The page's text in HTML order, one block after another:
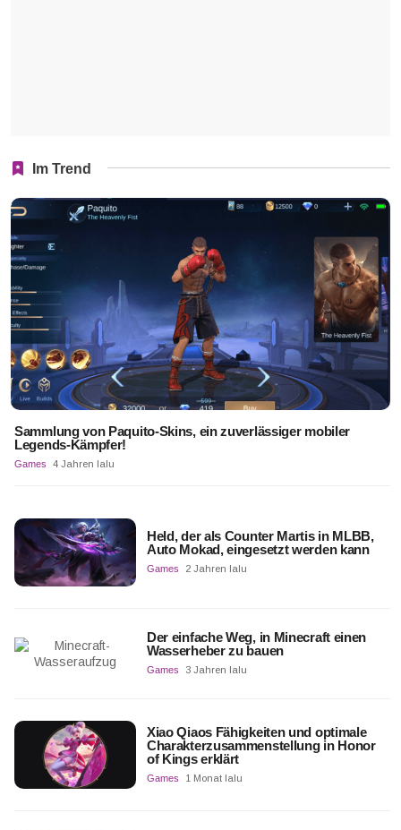
Im Trend
Sammlung von Paquito-Skins, ein zuverlässiger mobiler
Legends-Kämpfer!
Games 4 Jahren lalu
Held, der als Counter Martis in MLBB,
Auto Mokad, eingesetzt werden kann
Games 2 Jahren lalu
Der einfache Weg, in Minecraft einen
Wasserheber zu bauen
Games 3 Jahren lalu
Xiao Qiaos Fähigkeiten und optimale
Charakterzusammenstellung in Honor
of Kings erklärt
Games 1 Monat lalu